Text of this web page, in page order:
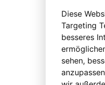
Diese
Targeting
besseres
sehen,